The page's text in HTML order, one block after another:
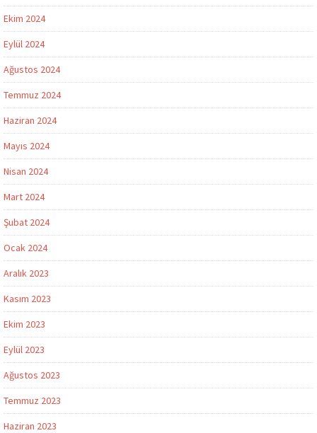
Ekim 2024
Eylül 2024
Ağustos 2024
Temmuz 2024
Haziran 2024
Mayıs 2024
Nisan 2024
Mart 2024
Şubat 2024
Ocak 2024
Aralık 2023
Kasım 2023
Ekim 2023
Eylül 2023
Ağustos 2023
Temmuz 2023
Haziran 2023